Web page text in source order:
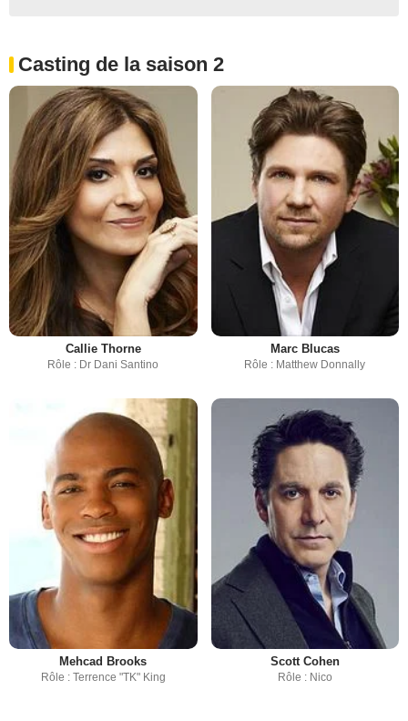
Casting de la saison 2
Callie Thorne
Rôle : Dr Dani Santino
Marc Blucas
Rôle : Matthew Donnally
Mehcad Brooks
Rôle : Terrence "TK" King
Scott Cohen
Rôle : Nico